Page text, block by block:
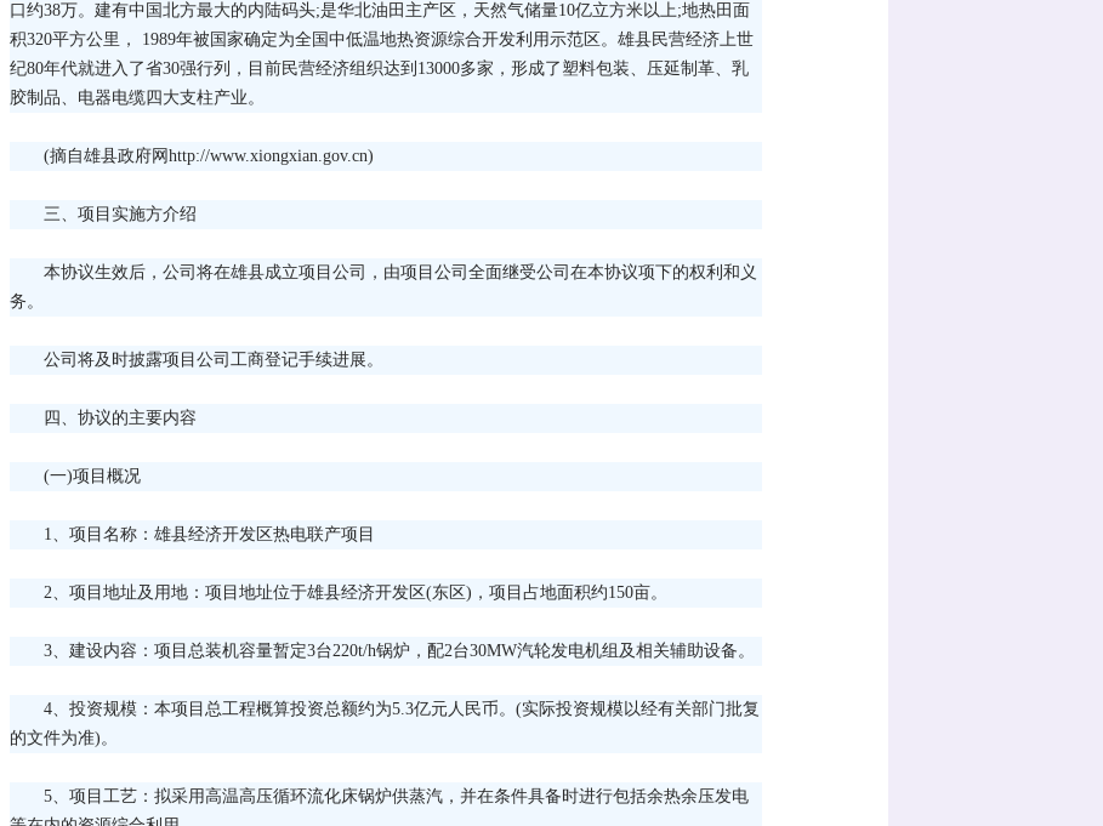
口约38万。建有中国北方最大的内陆码头;是华北油田主产区，天然气储量10亿立方米以上;地热田面
积320平方公里， 1989年被国家确定为全国中低温地热资源综合开发利用示范区。雄县民营经济上世
纪80年代就进入了省30强行列，目前民营经济组织达到13000多家，形成了塑料包装、压延制革、乳
胶制品、电器电缆四大支柱产业。
(摘自雄县政府网http://www.xiongxian.gov.cn)
三、项目实施方介绍
本协议生效后，公司将在雄县成立项目公司，由项目公司全面继受公司在本协议项下的权利和义
务。
公司将及时披露项目公司工商登记手续进展。
四、协议的主要内容
(一)项目概况
1、项目名称：雄县经济开发区热电联产项目
2、项目地址及用地：项目地址位于雄县经济开发区(东区)，项目占地面积约150亩。
3、建设内容：项目总装机容量暂定3台220t/h锅炉，配2台30MW汽轮发电机组及相关辅助设备。
4、投资规模：本项目总工程概算投资总额约为5.3亿元人民币。(实际投资规模以经有关部门批复
的文件为准)。
5、项目工艺：拟采用高温高压循环流化床锅炉供蒸汽，并在条件具备时进行包括余热余压发电